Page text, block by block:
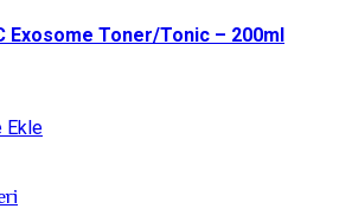
Exosome Toner/Tonic – 200ml
Ekle